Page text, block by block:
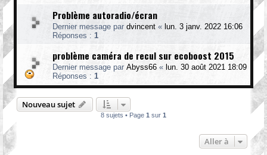
Problème autoradio/écran
Dernier message par dvincent « lun. 3 janv. 2022 16:06
Réponses : 1
problème caméra de recul sur ecoboost 2015
Dernier message par Abyss66 « lun. 30 août 2021 18:09
Réponses : 1
Nouveau sujet
8 sujets • Page 1 sur 1
Aller à